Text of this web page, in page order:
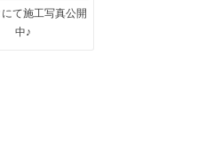
て施工写真公開
中♪